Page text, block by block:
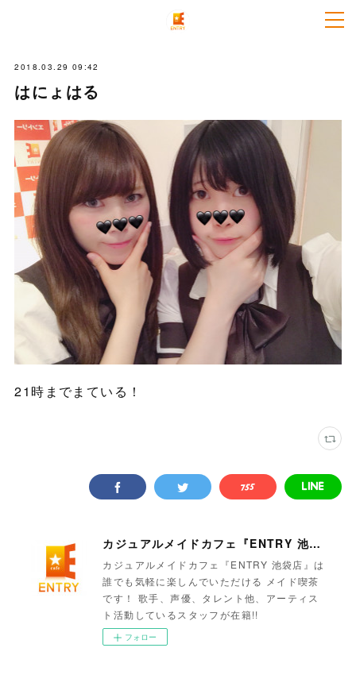
2018.03.29 09:42
はにょはる
21時までまている！
カジュアルメイドカフェ『ENTRY 池袋店』
カジュアルメイドカフェ『ENTRY 池袋店』は
誰でも気軽に楽しんでいただける メイド喫茶
です！ 歌手、声優、タレント他、アーティス
ト活動しているスタッフが在籍!!
フォロー